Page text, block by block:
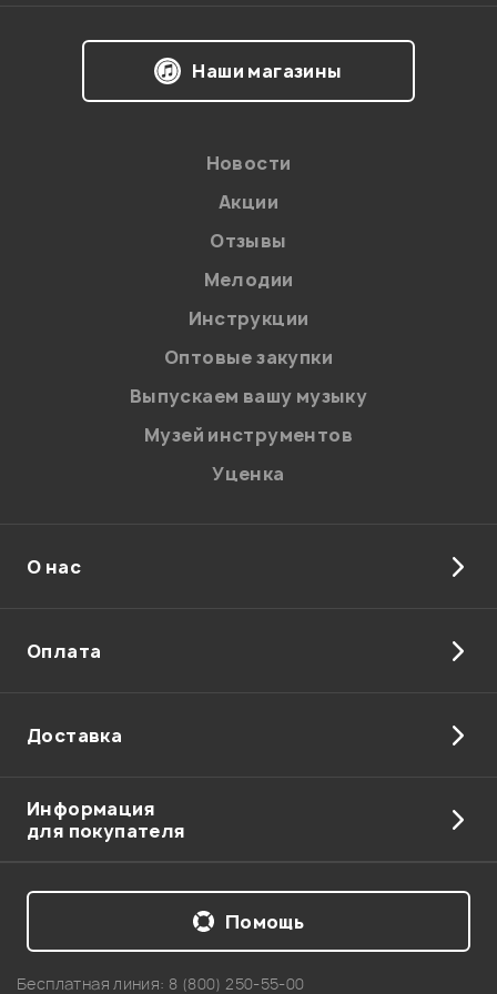
на обработку персональных данных в
Политикой в отношении обработки
персональных данных.
Введите проверочное число:
Отправить
Наши магазины
Новости
Акции
Отзывы
Мелодии
Инструкции
Оптовые закупки
Выпускаем вашу музыку
Музей инструментов
Уценка
О нас
Оплата
Доставка
Информация
для покупателя
Бесплатная линия: 8 (800) 250-55-00
Помощь